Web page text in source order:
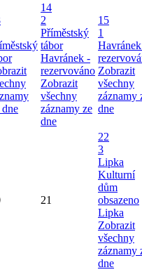
dne
14
2
Příměstský
tábor
Havránek -
rezervováno
Zobrazit
všechny
záznamy ze
dne
15
1
Zobrazit
všechny
záznamy
dne
21
22
3
Lipka
Kulturní
dům
obsazeno
Lipka
Zobrazit
všechny
záznamy
dne